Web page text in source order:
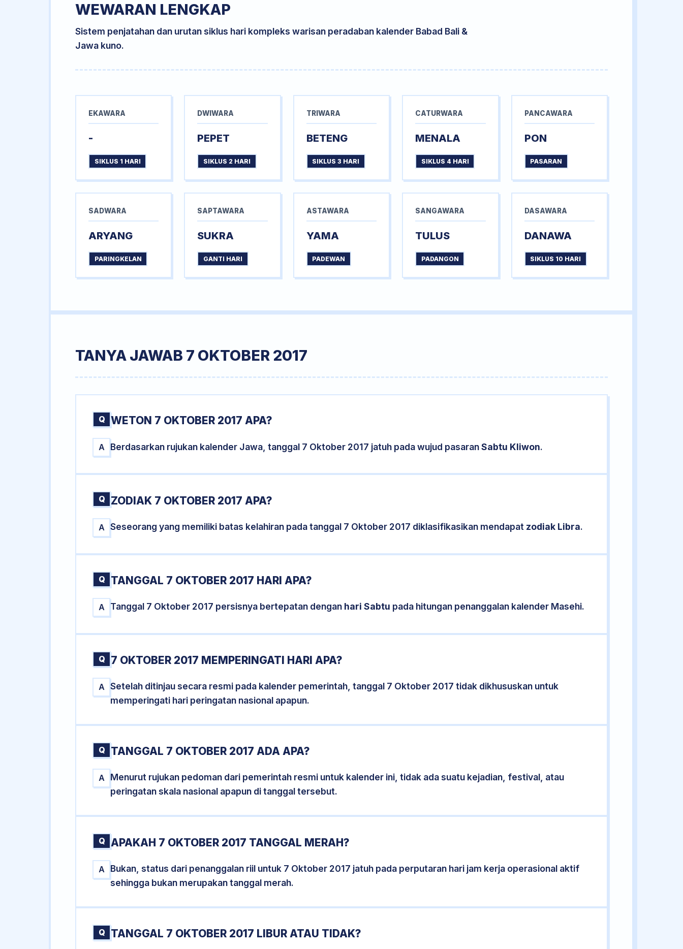
WEWARAN LENGKAP
Sistem penjatahan dan urutan siklus hari kompleks warisan peradaban kalender Babad Bali &
Jawa kuno.
EKAWARA
-
SIKLUS 1 HARI
DWIWARA
PEPET
SIKLUS 2 HARI
TRIWARA
BETENG
SIKLUS 3 HARI
CATURWARA
MENALA
SIKLUS 4 HARI
PANCAWARA
PON
PASARAN
SADWARA
ARYANG
PARINGKELAN
SAPTAWARA
SUKRA
GANTI HARI
ASTAWARA
YAMA
PADEWAN
SANGAWARA
TULUS
PADANGON
DASAWARA
DANAWA
SIKLUS 10 HARI
TANYA JAWAB 7 OKTOBER 2017
Q WETON 7 OKTOBER 2017 APA?
A Berdasarkan rujukan kalender Jawa, tanggal 7 Oktober 2017 jatuh pada wujud pasaranSabtu Kliwon.
Q ZODIAK 7 OKTOBER 2017 APA?
A Seseorang yang memiliki batas kelahiran pada tanggal 7 Oktober 2017 diklasifikasikan mendapat zodiak Libra.
Q TANGGAL 7 OKTOBER 2017 HARI APA?
A Tanggal 7 Oktober 2017 persisnya bertepatan dengan hari Sabtu pada hitungan penanggalan kalender Masehi.
Q 7 OKTOBER 2017 MEMPERINGATI HARI APA?
A
Setelah ditinjau secara resmi pada kalender pemerintah, tanggal 7 Oktober 2017 tidak dikhususkan untuk
memperingati hari peringatan nasional apapun.
Q TANGGAL 7 OKTOBER 2017 ADA APA?
A
Menurut rujukan pedoman dari pemerintah resmi untuk kalender ini, tidak ada suatu kejadian, festival, atau
peringatan skala nasional apapun di tanggal tersebut.
Q APAKAH 7 OKTOBER 2017 TANGGAL MERAH?
A
Bukan, status dari penanggalan riil untuk 7 Oktober 2017 jatuh pada perputaran hari jam kerja operasional aktif
sehingga bukan merupakan tanggal merah.
Q TANGGAL 7 OKTOBER 2017 LIBUR ATAU TIDAK?